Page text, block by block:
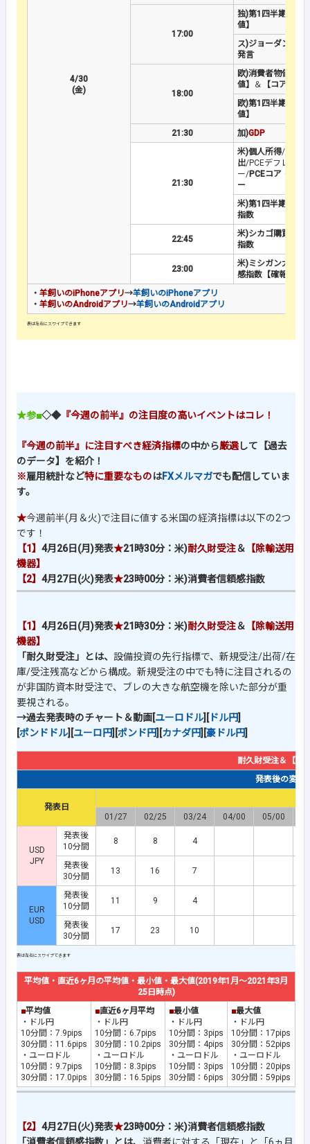
4/30
(金)
17:00
独)第1四半期GDP
値】
ス)ジョーダンSNB
発言
18:00
欧)消費者物価指数
値】
＆
【コア】
欧)第1四半期GDP
値】
21:30
加)GDP
21:30
米)個人所得/
出/PCEデフレータ
ー/PCEコア・デフ
ー
米)第1四半期雇用
指数
22:45
米)シカゴ購買部協
指数
23:00
米)ミシガン大消費
感指数【確報値】
・ 羊飼いのiPhoneアプリ→羊飼いのiPhoneアプリ
・ 羊飼いのAndroidアプリ→羊飼いのAndroidアプリ
★参■◇◆『今週の前半』の注目度の高いイベントはコレ！
『今週の前半』に注目すべき経済指標の中から厳選して【過去
のデータ】を紹介！
※雇用統計など特に重要なものはFXメルマガでも配信していま
す。
★今週前半(月＆火)で注目に値する米国の経済指標は以下の2つ
です！
【1】 4月26日(月)発表★21時30分： 米)耐久財受注＆ 【除輸送用
機器】
【2】 4月27日(火)発表★23時00分：米)消費者信頼感指数
【1】 4月26日(月)発表★21時30分：米)耐久財受注＆ 【除輸送用
機器】
「耐久財受注」とは、 設備投資の先行指標で、新規受注/出荷/在
庫/受注残高などから構成。新規受注の中でも特に注目されるの
が非国防資本財受注で、ブレの大きな航空機を除いた部分が重
要視される。
→過去発表時のチャート＆動画[ユーロドル][ ドル円]
[ポンドドル][ユーロ円][ポンド円][カナダ円][豪ドル円]
耐久財受注＆【除
発表後の変動
発表日
01/27
02/25 03/24 04/00 05/00
USD
JPY
発表後
10分間
8 8 4
発表後
30分間
13 16 7
EUR
USD
発表後
10分間
11 9 4
発表後
30分間
17 23 10
平均値・直近6ヶ月の平均値・最小値・最大値(2019年1月～2021年3月
25日時点)
■平均値
・ドル円
10分間：7.9pips
30分間：11.6pips
・ユーロドル
10分間：9.7pips
30分間：17.0pips
■直近6ヶ月平均
・ドル円
10分間：6.7pips
30分間：10.2pips
・ユーロドル
10分間：8.3pips
30分間：16.5pips
■最小値
・ドル円
10分間：3pips
30分間：4pips
・ユーロドル
10分間：3pips
30分間：6pips
■最大値
・ドル円
10分間：17pips
30分間：52pips
・ユーロドル
10分間：20pips
30分間：59pips
【2】 4月27日(火)発表★23時00分：米)消費者信頼感指数